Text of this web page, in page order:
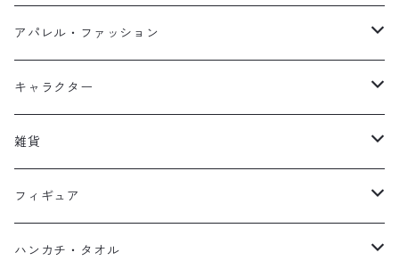
アパレル・ファッション
キッズ
フーディー
スウェット
大人
フーディー
スウェット
キャラクター
大空翼
岬太郎
若林源三
雑貨
クッション
マグネット
フィギュア
HKDSTOY
ハンカチ・タオル